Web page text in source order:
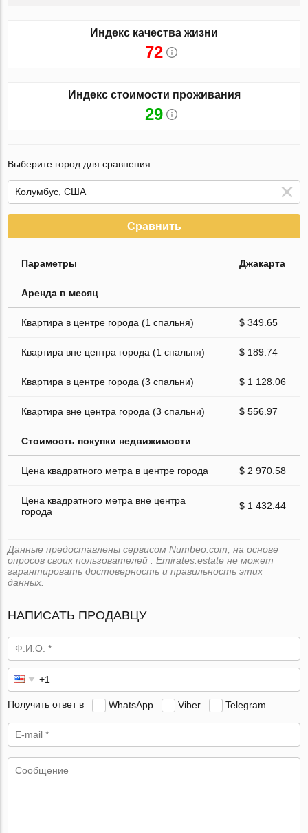
Индекс качества жизни
72
Индекс стоимости проживания
29
Выберите город для сравнения
Сравнить
Параметры Джакарта
Аренда в месяц
Квартира в центре города (1 спальня) $ 349.65
Квартира вне центра города (1 спальня) $ 189.74
Квартира в центре города (3 спальни) $ 1 128.06
Квартира вне центра города (3 спальни) $ 556.97
Стоимость покупки недвижимости
Цена квадратного метра в центре города $ 2 970.58
Цена квадратного метра вне центра
города
$ 1 432.44
Данные предоставлены сервисом Numbeo.com, на основе
опросов своих пользователей . Emirates.estate не может
гарантировать достоверность и правильность этих
данных.
НАПИСАТЬ ПРОДАВЦУ
Получить ответ в WhatsApp Viber Telegram